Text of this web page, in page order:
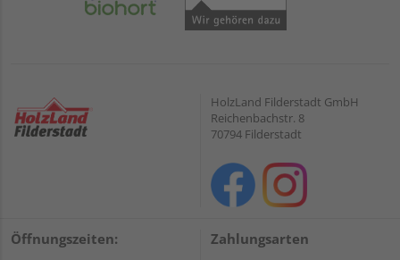
HolzLand Filderstadt GmbH
Reichenbachstr. 8
70794 Filderstadt
Öffnungszeiten: Zahlungsarten